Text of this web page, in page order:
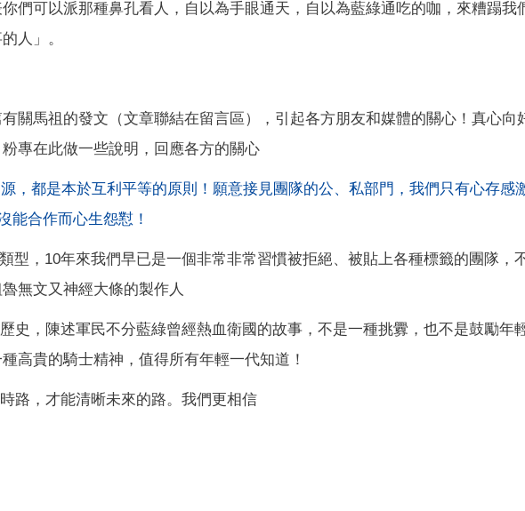
你們可以派那種鼻孔看人，自以為手眼通天，自以為藍綠通吃的咖，來糟蹋我
人」。
關馬祖的發文（文章聯結在留言區），引起各方朋友和媒體的關心！真心向
專在此做一些說明，回應各方的關心
，都是本於互利平等的原則！願意接見團隊的公、私部門，我們只有心存感
能合作而心生怨懟！
型，10年來我們早已是一個非常非常習慣被拒絕、被貼上各種標籤的團隊，
無文又神經大條的製作人
史，陳述軍民不分藍綠曾經熱血衛國的故事，不是一種挑釁，也不是鼓勵年
高貴的騎士精神，值得所有年輕一代知道！
路，才能清晰未來的路。我們更相信